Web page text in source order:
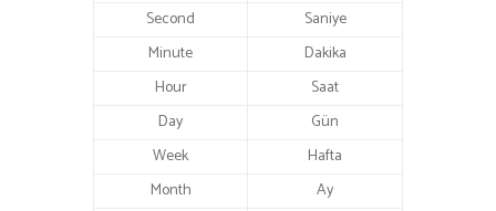
Second
Saniye
Minute
Dakika
Hour
Saat
Day
Gün
Week
Hafta
Month
Ay